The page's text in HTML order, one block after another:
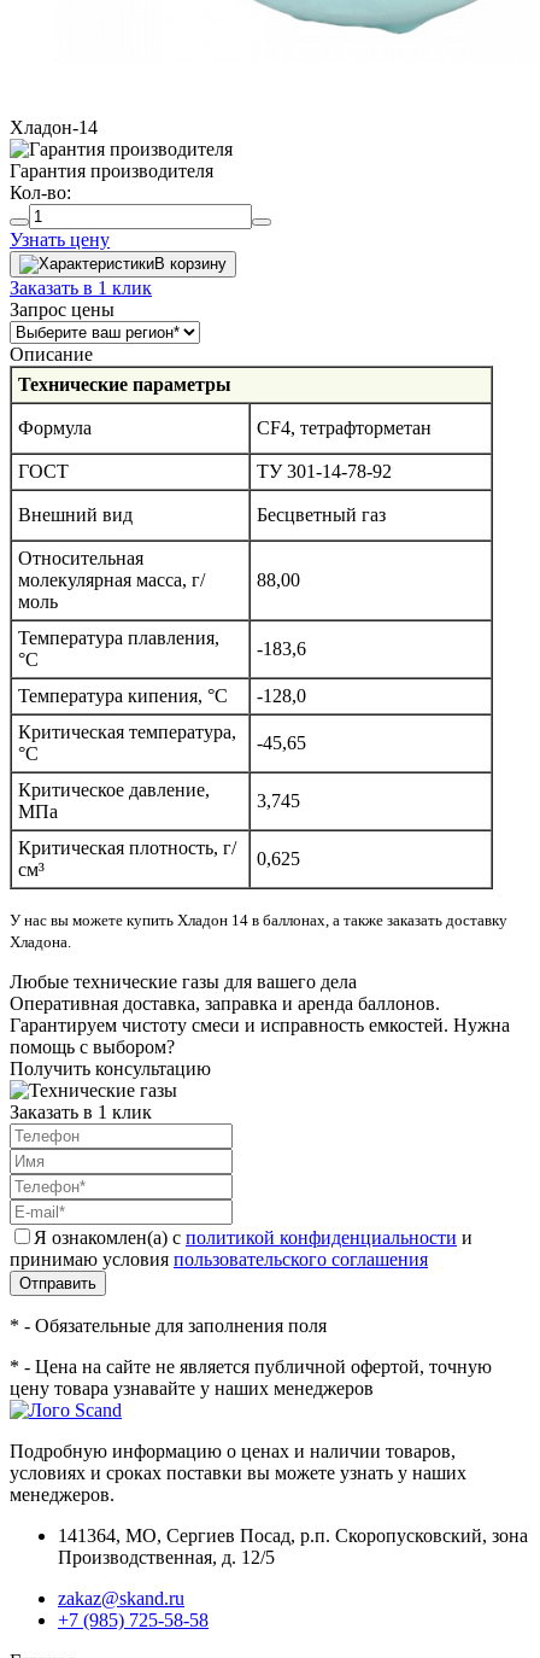
Хладон-14
Гарантия производителя
Кол-во:
Узнать цену
В корзину
Заказать в 1 клик
Запрос цены
Описание
Технические параметры
Формула СF4, тетрафторметан
ГОСТ ТУ 301-14-78-92
Внешний вид Бесцветный газ
Относительная
молекулярная масса, г/
моль
88,00
Температура плавления,
°C
-183,6
Температура кипения, °C
-128,0
Критическая температура,
°C
-45,65
Критическое давление,
МПа
3,745
Критическая плотность, г/
см³
0,625
У нас вы можете купить Хладон 14 в баллонах, а также заказать доставку
Хладона.
Любые технические газы для вашего дела
Оперативная доставка, заправка и аренда баллонов.
Гарантируем чистоту смеси и исправность емкостей. Нужна
помощь с выбором?
Получить консультацию
Заказать в 1 клик
Я ознакомлен(а) с политикой конфиденциальности и
принимаю условия пользовательского соглашения
Отправить
* - Обязательные для заполнения поля
* - Цена на сайте не является публичной офертой, точную
цену товара узнавайте у наших менеджеров
Подробную информацию о ценах и наличии товаров,
условиях и сроках поставки вы можете узнать у наших
менеджеров.
141364, МО, Сергиев Посад, р.п. Скоропусковский, зона
Производственная, д. 12/5
zakaz@skand.ru
+7 (985) 725-58-58